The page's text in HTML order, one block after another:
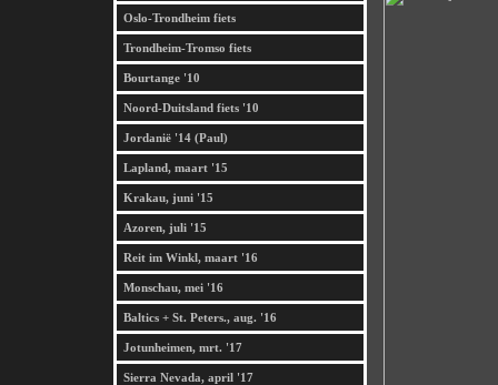
Oslo-Trondheim fiets
Trondheim-Tromso fiets
Bourtange '10
Noord-Duitsland fiets '10
Jordanië '14 (Paul)
Lapland, maart '15
Krakau, juni '15
Azoren, juli '15
Reit im Winkl, maart '16
Monschau, mei '16
Baltics + St. Peters., aug. '16
Jotunheimen, mrt. '17
Sierra Nevada, april '17